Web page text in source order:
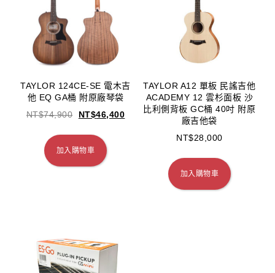
TAYLOR 124CE-SE 電木吉
他 EQ GA桶 附原廠琴袋
NT$74,900 NT$46,400
加入購物車
TAYLOR A12 單板 民謠吉他
ACADEMY 12 雲杉面板 沙
比利側背板 GC桶 40吋 附原
廠吉他袋
NT$28,000
加入購物車